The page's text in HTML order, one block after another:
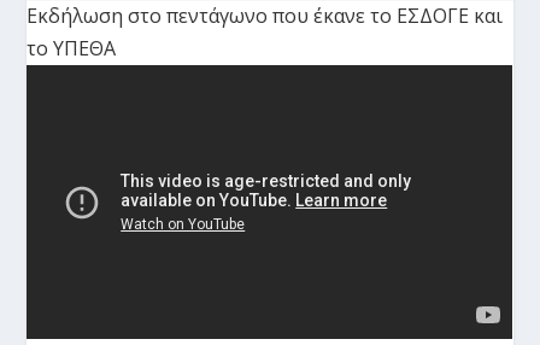
Εκδήλωση στο πεντάγωνο που έκανε το ΕΣΔΟΓΕ και
το ΥΠΕΘΑ